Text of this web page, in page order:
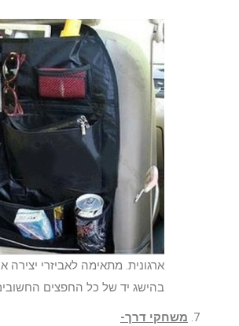
ארגונית. מתאימה לאביזרי יצירה
בהישג יד של כל החפצים
7. משחקי דרך-